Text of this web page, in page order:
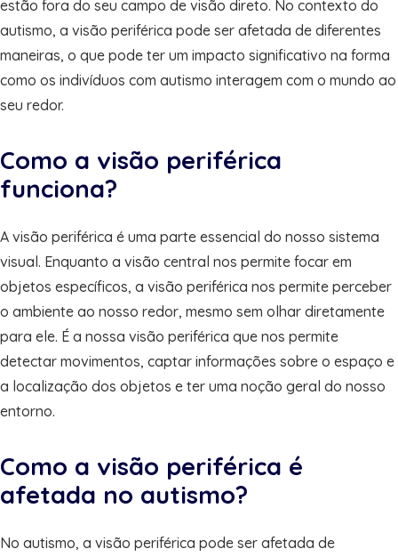
estão fora do seu campo de visão direto. No contexto do
autismo, a visão periférica pode ser afetada de diferentes
maneiras, o que pode ter um impacto significativo na forma
como os indivíduos com autismo interagem com o mundo ao
seu redor.
Como a visão periférica
funciona?
A visão periférica é uma parte essencial do nosso sistema
visual. Enquanto a visão central nos permite focar em
objetos específicos, a visão periférica nos permite perceber
o ambiente ao nosso redor, mesmo sem olhar diretamente
para ele. É a nossa visão periférica que nos permite
detectar movimentos, captar informações sobre o espaço e
a localização dos objetos e ter uma noção geral do nosso
entorno.
Como a visão periférica é
afetada no autismo?
No autismo, a visão periférica pode ser afetada de